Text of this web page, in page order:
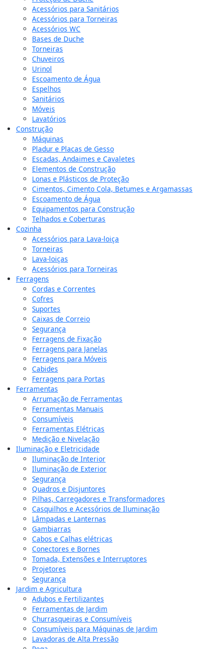
Acessórios para Sanitários
Acessórios para Torneiras
Acessórios WC
Bases de Duche
Torneiras
Chuveiros
Urinol
Escoamento de Água
Espelhos
Sanitários
Móveis
Lavatórios
Construção
Máquinas
Pladur e Placas de Gesso
Escadas, Andaimes e Cavaletes
Elementos de Construção
Lonas e Plásticos de Proteção
Cimentos, Cimento Cola, Betumes e Argamassas
Escoamento de Água
Equipamentos para Construção
Telhados e Coberturas
Cozinha
Acessórios para Lava-loiça
Torneiras
Lava-loiças
Acessórios para Torneiras
Ferragens
Cordas e Correntes
Cofres
Suportes
Caixas de Correio
Segurança
Ferragens de Fixação
Ferragens para Janelas
Ferragens para Móveis
Cabides
Ferragens para Portas
Ferramentas
Arrumação de Ferramentas
Ferramentas Manuais
Consumíveis
Ferramentas Elétricas
Medição e Nivelação
Iluminação e Eletricidade
Iluminação de Interior
Iluminação de Exterior
Segurança
Quadros e Disjuntores
Pilhas, Carregadores e Transformadores
Casquilhos e Acessórios de Iluminação
Lâmpadas e Lanternas
Gambiarras
Cabos e Calhas elétricas
Conectores e Bornes
Tomada, Extensões e Interruptores
Projetores
Segurança
Jardim e Agricultura
Adubos e Fertilizantes
Ferramentas de Jardim
Churrasqueiras e Consumíveis
Consumíveis para Máquinas de Jardim
Lavadoras de Alta Pressão